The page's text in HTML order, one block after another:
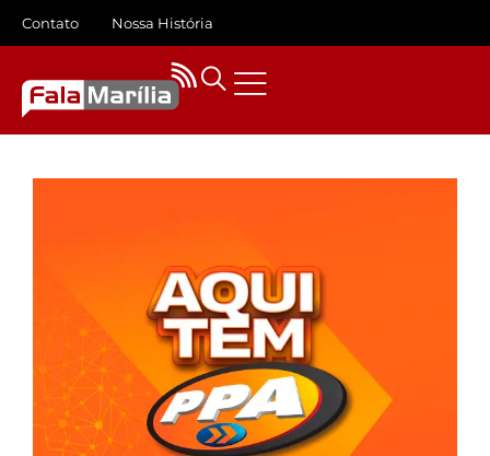
Contato Nossa História